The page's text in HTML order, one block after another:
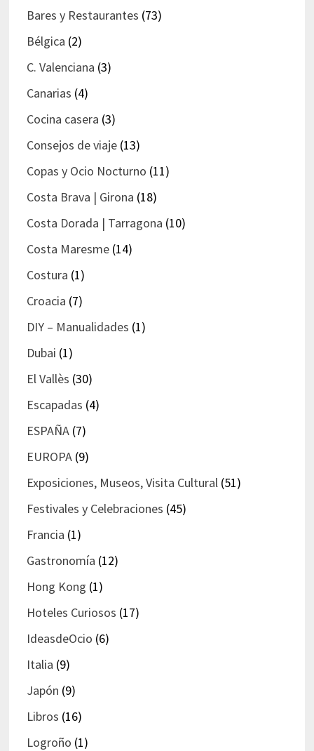
Bares y Restaurantes (73)
Bélgica (2)
C. Valenciana (3)
Canarias (4)
Cocina casera (3)
Consejos de viaje(13)
Copas y Ocio Nocturno (11)
Costa Brava | Girona (18)
Costa Dorada | Tarragona (10)
Costa Maresme(14)
Costura (1)
Croacia (7)
DIY – Manualidades (1)
Dubai (1)
El Vallès (30)
Escapadas (4)
ESPAÑA(7)
EUROPA(9)
Exposiciones, Museos, Visita Cultural(51)
Festivales y Celebraciones (45)
Francia (1)
Gastronomía (12)
Hong Kong (1)
Hoteles Curiosos (17)
IdeasdeOcio (6)
Italia (9)
Japón (9)
Libros (16)
Logroño (1)